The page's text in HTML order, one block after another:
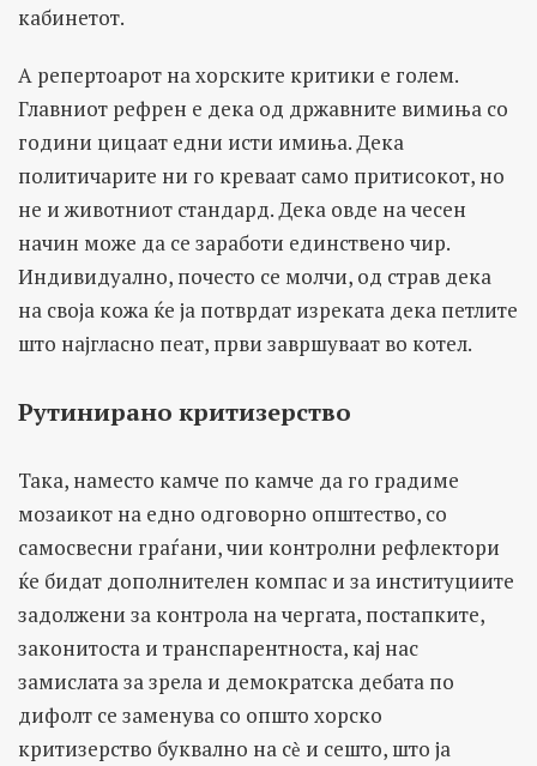
кабинетот.
А репертоарот на хорските критики е голем.
Главниот рефрен е дека од државните вимиња со
години цицаат едни исти имиња. Дека
политичарите ни го креваат само притисокот, но
не и животниот стандард. Дека овде на чесен
начин може да се заработи единствено чир.
Индивидуално, почесто се молчи, од страв дека
на своја кожа ќе ја потврдат изреката дека петлите
што најгласно пеат, први завршуваат во котел.
Рутинирано критизерство
Така, наместо камче по камче да го градиме
мозаикот на едно одговорно општество, со
самосвесни граѓани, чии контролни рефлектори
ќе бидат дополнителен компас и за институциите
задолжени за контрола на чергата, постапките,
законитоста и транспарентноста, кај нас
замислата за зрела и демократска дебата по
дифолт се заменува со општо хорско
критизерство буквално на сѐ и сешто, што ја